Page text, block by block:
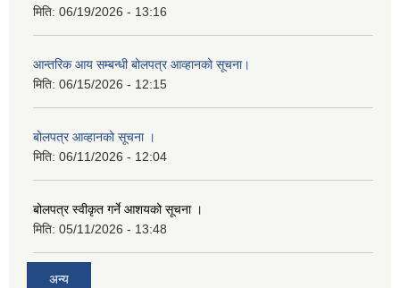
मिति: 06/19/2026 - 13:16
आन्तरिक आय सम्बन्धी बोलपत्र आव्हानको सूचना।
मिति: 06/15/2026 - 12:15
बोलपत्र आव्हानको सूचना ।
मिति: 06/11/2026 - 12:04
बोलपत्र स्वीकृत गर्ने आशयको सूचना ।
मिति: 05/11/2026 - 13:48
अन्य